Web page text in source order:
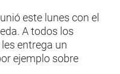
este lunes con el
A todos los
entrega un
ejemplo sobre